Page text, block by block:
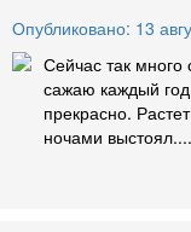
Опубликовано: 13
Сейчас так много
сажаю каждый
прекрасно.
ночами выстоял....